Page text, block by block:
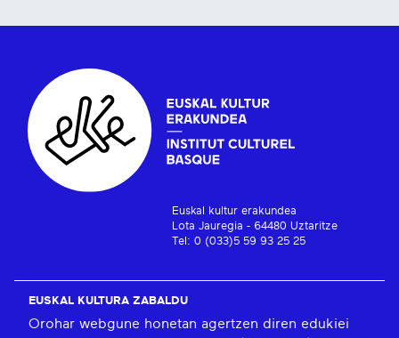
Euskal kultur erakundea
Lota Jauregia - 64480 Uztaritze
Tel: 0 (033)5 59 93 25 25
EUSKAL KULTURA ZABALDU
Orohar webgune honetan agertzen diren edukiei